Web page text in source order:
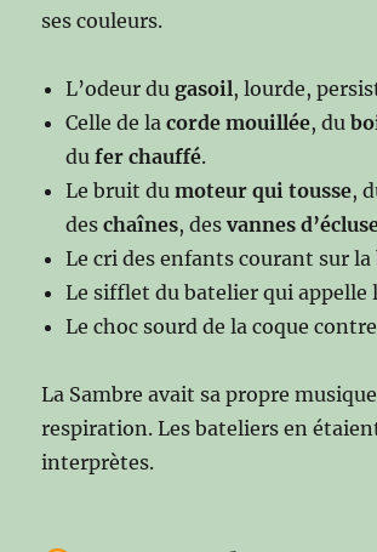
ses couleurs.
L’odeur dugasoil, lourde,
Celle de lacorde mouillée, du
dufer chauffé.
Le bruit dumoteur qui tousse,
deschaînes, desvannes
Le cri des enfants courant sur la
Le sifflet du batelier qui appelle
Le choc sourd de la coque
La Sambre avait sa propre
respiration. Les bateliers en
interprètes.